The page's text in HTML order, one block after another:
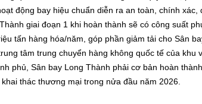
động bay hiệu chuẩn diễn ra an toàn, chính xác,
giai đoạn 1 khi hoàn thành sẽ có công suất
tấn hàng hóa/năm, góp phần giảm tải cho Sân
tâm trung chuyển hàng không quốc tế của khu
phủ, Sân bay Long Thành phải cơ bản hoàn
thác thương mại trong nửa đầu năm 2026.